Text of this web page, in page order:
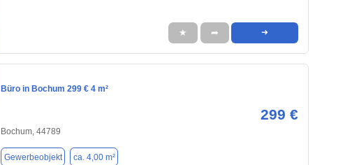
★ ➦ ➜
Büro in Bochum 299 € 4 m²
299 €
Bochum, 44789
Gewerbeobjekt ca. 4,00 m²